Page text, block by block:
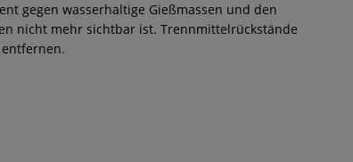
gegen wasserhaltige Gießmassen und den
nicht mehr sichtbar ist. Trennmittelrückstände